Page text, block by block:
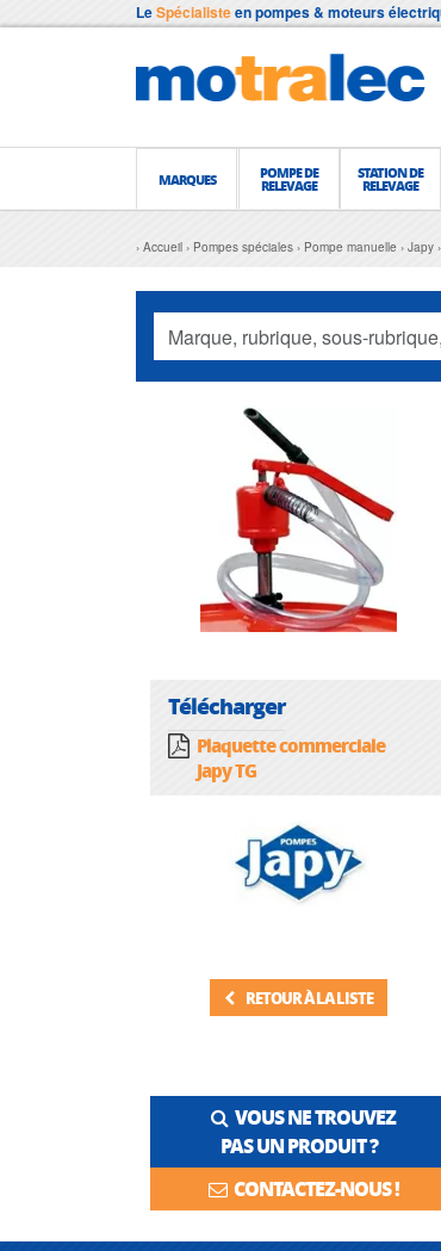
LeSpécialisteen pompes & moteurs
MARQUES POMPE DE
RELEVAGE
STATION DE
RELEVAGE
Accueil Pompes spéciales Pompe manuelle Japy
Télécharger
Plaquette commerciale
Japy TG
RETOUR À LA LISTE
VOUS NE TROUVEZ
PAS UN PRODUIT ?
CONTACTEZ-NOUS !